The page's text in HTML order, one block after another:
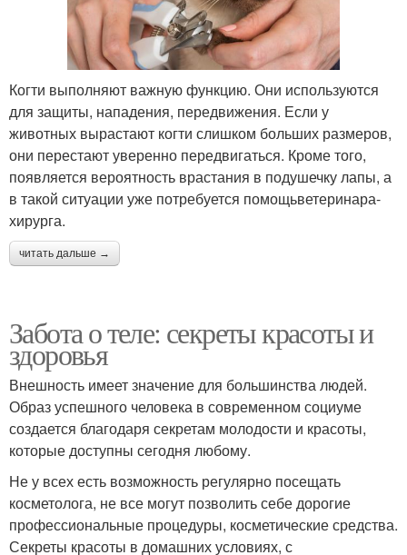
Когти выполняют важную функцию. Они используются
для защиты, нападения, передвижения. Если у
животных вырастают когти слишком больших размеров,
они перестают уверенно передвигаться. Кроме того,
появляется вероятность врастания в подушечку лапы, а
в такой ситуации уже потребуется помощьветеринара-
хирурга.
читать дальше →
Забота о теле: секреты красоты и
здоровья
Внешность имеет значение для большинства людей.
Образ успешного человека в современном социуме
создается благодаря секретам молодости и красоты,
которые доступны сегодня любому.
Не у всех есть возможность регулярно посещать
косметолога, не все могут позволить себе дорогие
профессиональные процедуры, косметические средства.
Секреты красоты в домашних условиях, с